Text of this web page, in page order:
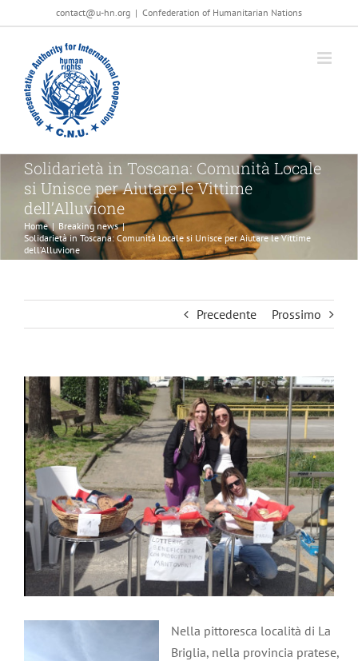
al
contenuto
contact@u-hn.org | Confederation of Humanitarian Nations
Solidarietà in Toscana: Comunità Locale
si Unisce per Aiutare le Vittime
dell’Alluvione
Home | Breaking news |
Solidarietà in Toscana: Comunità Locale si Unisce per Aiutare le Vittime
dell’Alluvione
Precedente Prossimo
Ingrandisci
immagine
Nella pittoresca località di La
Briglia, nella provincia pratese,